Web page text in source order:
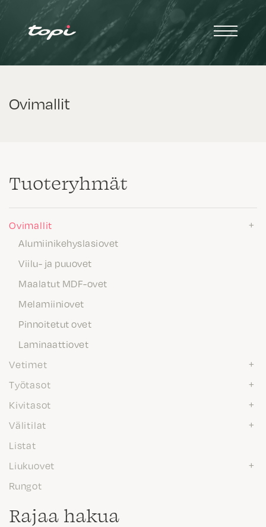
Ovimallit
Tuote­ryhmät
Ovimallit
Alumiinikehyslasiovet
Viilu- ja puuovet
Maalatut MDF-ovet
Melamiiniovet
Pinnoitetut ovet
Laminaattiovet
Vetimet
Työtasot
Kivitasot
Välitilat
Listat
Liukuovet
Rungot
Rajaa hakua